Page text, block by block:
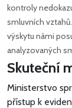
kontroly
smluvních
výskytu námi
analyzovaných
Skuteční
Ministerstvo
přístup k